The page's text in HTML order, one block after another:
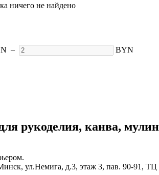
ничего не найдено
– BYN
рукоделия, канва,
ул.Немига, д.3, этаж 3, пав. 90-91,